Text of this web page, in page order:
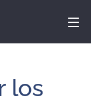
los